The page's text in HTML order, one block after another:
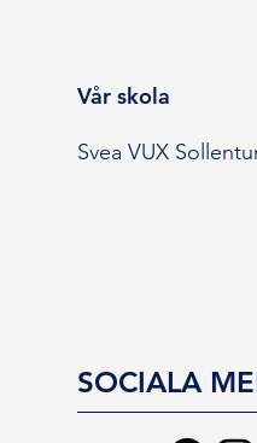
Vår skola
Svea VUX
SOCIALA